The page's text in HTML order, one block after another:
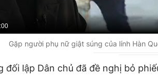
Gặp người phụ nữ giật súng của lính Hàn
đối lập Dân chủ đã đề nghị bỏ